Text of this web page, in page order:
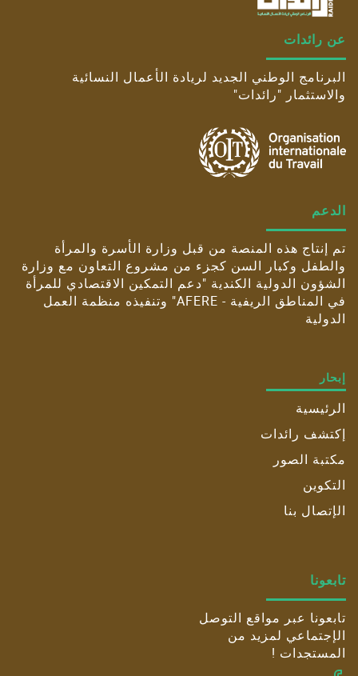
عن رائدات
البرنامج الوطني الجديد لريادة الأعمال النسائية
والاستثمار "رائدات"
الدعم
تم إنتاج هذه المنصة من قبل وزارة الأسرة والمرأة
والطفل وكبار السن كجزء من مشروع التعاون مع وزارة
الشؤون الدولية الكندية "دعم التمكين الاقتصادي للمرأة
في المناطق الريفية - AFERE" وتنفيذه منظمة العمل
الدولية
إبحار
الرئيسية
إكتشف رائدات
مكتبة الصور
التكوين
الإتصال بنا
تابعونا
تابعونا عبر مواقع التوصل
الإجتماعي لمزيد من
المستجدات !